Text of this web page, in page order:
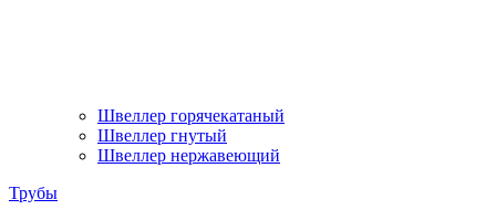
Швеллер горячекатаный
Швеллер гнутый
Швеллер нержавеющий
Трубы